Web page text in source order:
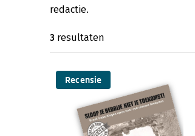
redactie.
3 resultaten
Recensie